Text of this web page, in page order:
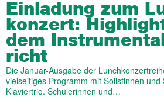
Einladung zum
konzert:
dem
richt
Die Januar-Ausgabe der
vielseitiges Programm mit Solistinnen und
Klaviertrio. Schülerinnen und…